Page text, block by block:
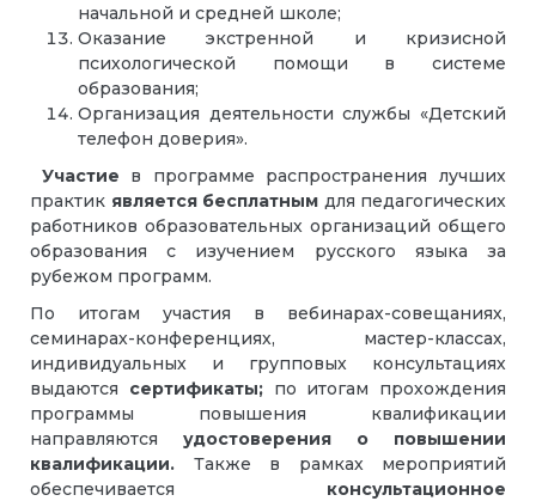
начальной и средней школе;
Оказание экстренной и кризисной
психологической помощи в системе
образования;
Организация деятельности службы «Детский
телефон доверия».
Участие в программе распространения лучших
практик является бесплатным для педагогических
работников образовательных организаций общего
образования с изучением русского языка за
рубежом программ.
По итогам участия в вебинарах-совещаниях,
семинарах-конференциях, мастер-классах,
индивидуальных и групповых консультациях
выдаются сертификаты; по итогам прохождения
программы повышения квалификации
направляются удостоверения о повышении
квалификации. Также в рамках мероприятий
обеспечивается консультационное